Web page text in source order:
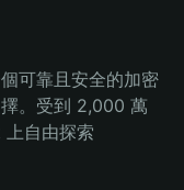
可靠且安全的加密
。受到 2,000 萬
自由探索